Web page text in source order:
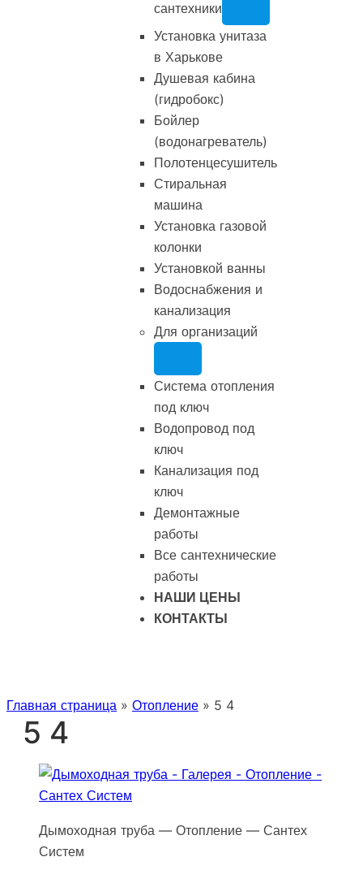
сантехники
Установка унитаза
в Харькове
Душевая кабина
(гидробокс)
Бойлер
(водонагреватель)
Полотенцесушитель
Стиральная
машина
Установка газовой
колонки
Установкой ванны
Водоснабжения и
канализация
Для организаций
Система отопления
под ключ
Водопровод под
ключ
Канализация под
ключ
Демонтажные
работы
Все сантехнические
работы
НАШИ ЦЕНЫ
КОНТАКТЫ
Главная страница » Отопление » 5 4
5 4
Дымоходная труба — Отопление — Сантех
Систем